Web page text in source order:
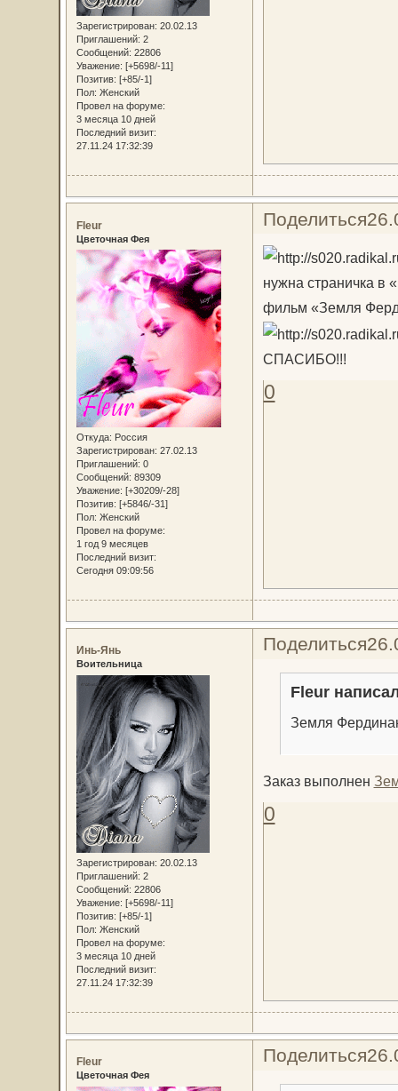
Зарегистрирован: 20.02.13
Приглашений: 2
Сообщений: 22806
Уважение: [+5698/-11]
Позитив: [+85/-1]
Пол: Женский
Провел на форуме:
3 месяца 10 дней
Последний визит:
27.11.24 17:32:39
Поделиться
Fleur
Цветочная Фея
Откуда: Россия
Зарегистрирован: 27.02.13
Приглашений: 0
Сообщений: 89309
Уважение: [+30209/-28]
Позитив: [+5846/-31]
Пол: Женский
Провел на форуме:
1 год 9 месяцев
Последний визит:
Сегодня 09:09:56
нужна страничка в
фильм «Земля
СПАСИБО!!!
0
Поделиться
Инь-Янь
Воительница
Зарегистрирован: 20.02.13
Приглашений: 2
Сообщений: 22806
Уважение: [+5698/-11]
Позитив: [+85/-1]
Пол: Женский
Провел на форуме:
3 месяца 10 дней
Последний визит:
27.11.24 17:32:39
Fleur
Земля
Заказ выполнен
0
Поделиться
Fleur
Цветочная Фея